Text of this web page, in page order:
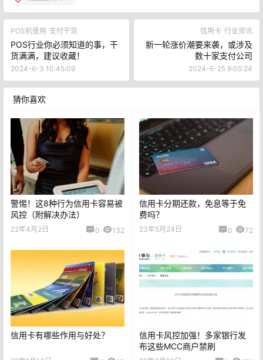
POS机使用 支付干货
POS行业你必须知道的事，干
货满满，建议收藏！
2024-6-3 10:45:09
信用卡 行业资讯
新一轮涨价潮要来袭，或涉及
数十家支付公司
2024-6-25 9:05:24
猜你喜欢
警惕！这8种行为信用卡容易被
风控（附解决办法）
22年4月2日 0 132
信用卡分期还款，免息等于免
费吗？
23年5月24日 0 72
信用卡有哪些作用与好处？
信用卡风控加强！多家银行发
布这些MCC商户禁刷